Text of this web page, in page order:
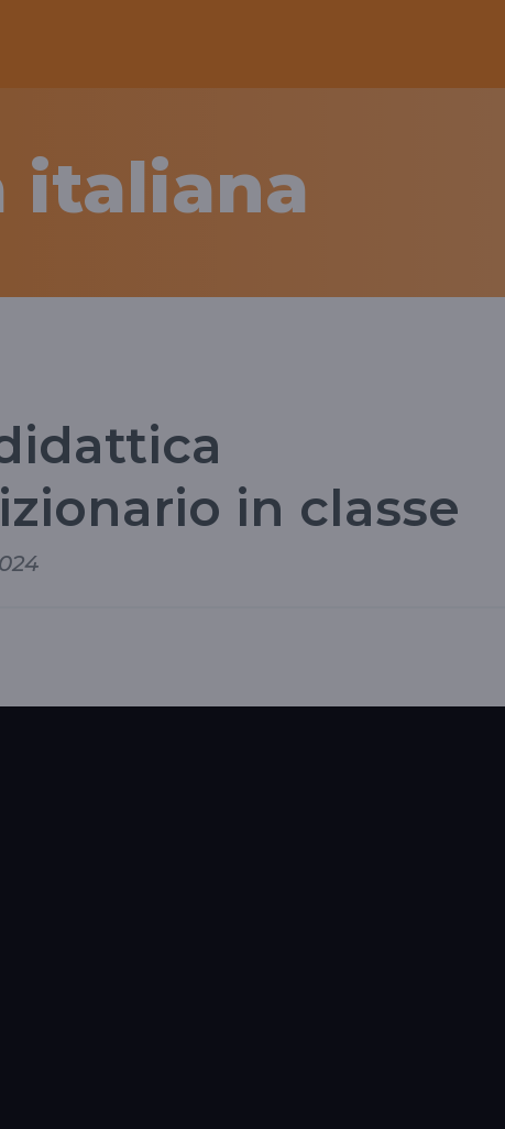
italiana
in classe